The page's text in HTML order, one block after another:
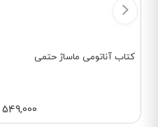
کتاب آناتومی ماساژ حتمی
549,000